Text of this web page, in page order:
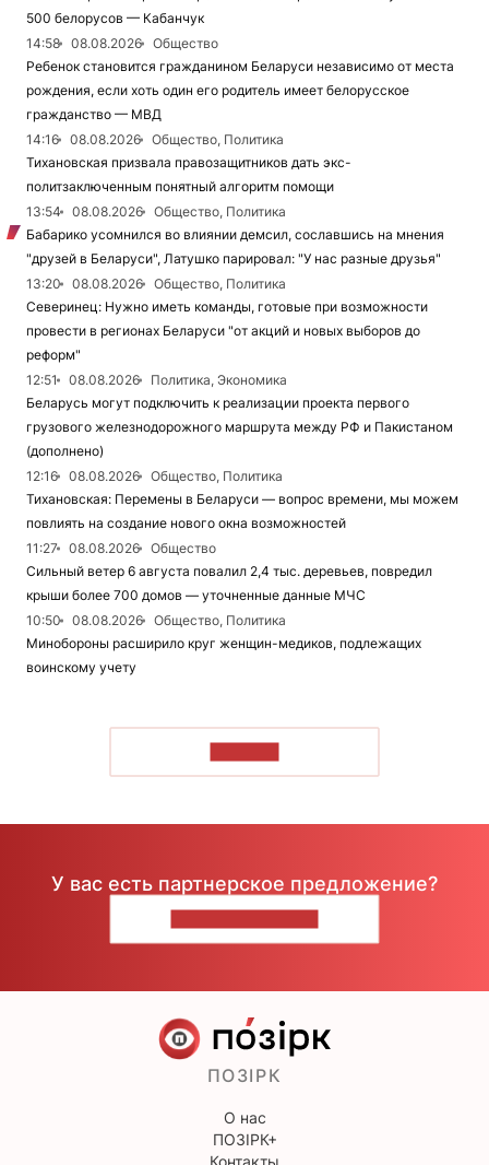
500 белорусов — Кабанчук
14:58
08.08.2026
Общество
Ребенок становится гражданином Беларуси независимо от места
рождения, если хоть один его родитель имеет белорусское
гражданство — МВД
14:16
08.08.2026
Общество, Политика
Тихановская призвала правозащитников дать экс-
политзаключенным понятный алгоритм помощи
13:54
08.08.2026
Общество, Политика
Бабарико усомнился во влиянии демсил, сославшись на мнения
"друзей в Беларуси", Латушко парировал: "У нас разные друзья"
13:20
08.08.2026
Общество, Политика
Северинец: Нужно иметь команды, готовые при возможности
провести в регионах Беларуси "от акций и новых выборов до
реформ"
12:51
08.08.2026
Политика, Экономика
Беларусь могут подключить к реализации проекта первого
грузового железнодорожного маршрута между РФ и Пакистаном
(дополнено)
12:16
08.08.2026
Общество, Политика
Тихановская: Перемены в Беларуси — вопрос времени, мы можем
повлиять на создание нового окна возможностей
11:27
08.08.2026
Общество
Сильный ветер 6 августа повалил 2,4 тыс. деревьев, повредил
крыши более 700 домов — уточненные данные МЧС
10:50
08.08.2026
Общество, Политика
Минобороны расширило круг женщин-медиков, подлежащих
воинскому учету
У вас есть партнерское предложение?
ПОЗІРК
О нас
ПОЗІРК+
Контакты